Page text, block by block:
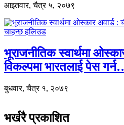
आइतवार, चैत्र ५, २०७९
भूराजनीतिक स्वार्थमा
विकल्पमा भारतलाई पेस
बुधवार, चैत्र १, २०७९
भर्खरै प्रकाशित